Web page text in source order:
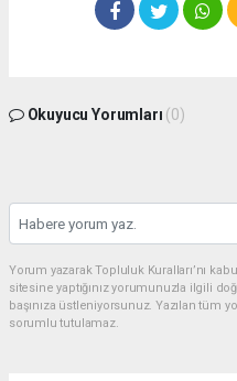
Okuyucu Yorumları (0)
Yorum yazarak Topluluk Kuralları’nı
sitesine yaptığınız yorumunuzla ilgili
başınıza üstleniyorsunuz. Yazılan
sorumlu tutulamaz.